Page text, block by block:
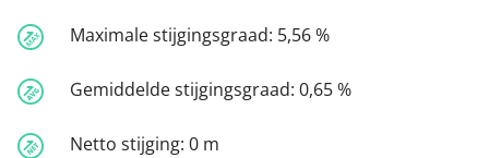
Maximale stijgingsgraad: 5,56 %
Gemiddelde stijgingsgraad: 0,65 %
Netto stijging: 0 m